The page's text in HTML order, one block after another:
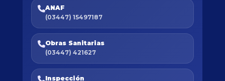
ANAF
(03447) 15497187
Obras Sanitarias
(03447) 421627
Inspección